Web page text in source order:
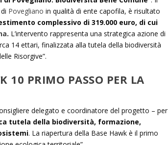
Povegliano in qualità di ente capofila, è risultato
complessivo di 319.000 euro, di cui
. L’intervento rappresenta una strategica azione di
14 ettari, finalizzata alla tutela della biodiversità
Risorgive”.
10 PRIMO PASSO PER LA
delegato e coordinatore del progetto – per
tutela della biodiversità, formazione,
. La riapertura della Base Hawk è il primo